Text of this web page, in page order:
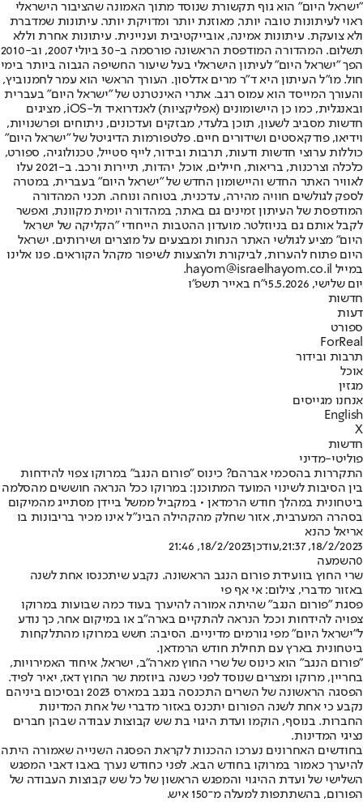
"ישראל היום" הוא גוף תקשורת שנוסד מתוך האמונה שהציבור הישראלי
ראוי לעיתונות טובה יותר, מאוזנת יותר ומדויקת יותר. עיתונות שמדברת
ולא צועקת. עיתונות אמינה, אובייקטיבית ועניינית. עיתונות אחרת וללא
תשלום. המהדורה המודפסת הראשונה פורסמה ב-30 ביולי 2007, וב-2010
הפך "ישראל היום" לעיתון הישראלי בעל שיעור החשיפה הגבוה ביותר בימי
חול. מו"ל העיתון היא ד"ר מרים אדלסון. העורך הראשי הוא עמר לחמנוביץ,
והעורך המייסד הוא עמוס רגב. אתרי האינטרנט של "ישראל היום" בעברית
ובאנגלית, כמו כן היישומונים (אפליקציות) לאנדרואיד ול-iOS, מציגים
חדשות מסביב לשעון, תוכן בלעדי, מבזקים ועדכונים, ניתוחים ופרשנויות,
וידיאו, פודקאסטים ושידורים חיים. פלטפורמות הדיגיטל של "ישראל היום"
כוללות ערוצי חדשות ודעות, תרבות ובידור, לייף סטייל, טכנולוגיה, ספורט,
כלכלה וצרכנות, בריאות, חיילים, אוכל, יהדות, תיירות ורכב. ב-2021 עלו
לאוויר האתר החדש והיישומון החדש של "ישראל היום" בעברית, במטרה
לספק לגולשים חוויה מהירה, עדכנית, בטוחה ונוחה. תכני המהדורה
המודפסת של העיתון זמינים גם באתר, במהדורה יומית מקוונת, ואפשר
לקבל אותם גם בניוזלטר. מועדון ההטבות הייחודי "הקליקה של ישראל
היום" מציע לגולשי האתר הנחות ומבצעים על מוצרים ושירותים. ישראל
היום פתוח להערות, לביקורת ולהצעות לשיפור מקהל הקוראים. פנו אלינו
במייל hayom@israelhayom.co.il.
יום שלישי, 5.5.2026
י"ח באייר תשפ"ו
חדשות
דעות
ספורט
ForReal
תרבות ובידור
אוכל
מגזין
אנחנו מגייסים
English
X
חדשות
פוליטי-מדיני
התקררות בהסכמי אברהם? כינוס "פורום הנגב" במרוקו צפוי להידחות
בין הסיבות לשינוי המועד המתוכנן: במרוקו ככל הנראה חוששים מהסלמה
ביטחונית במהלך חודש הרמדאן • במקביל ממשל ביידן מסתייג מהמיקום
בסהרה המערבית, אזור שחלק מהקהילה הבינ"ל אינו מכיר בריבונות בו
אריאל כהנא
18/2/2023, 21:37
,עודכן18/2/2023, 21:46
0השמעה
שרי החוץ בוועידת פורום הנגב הראשונה. נקבע שיתכנסו אחת לשנה
באזור מדברי, צילום: אי אף פי
פסגת "פורום הנגב" שהיתה אמורה להיערך בעוד כמה שבועות במרוקו
צפויה להידחות וככל הנראה להתקיים בארה"ב או במיקום אחר, כך נודע
ל"ישראל היום" מפי גורמים מדיניים. הסיבה: חשש במרוקו מהתלקחות
ביטחונית בארץ עם תחילת חודש הרמדאן.
"פורום הנגב" הוא כינוס של שרי החוץ מארה"ב, ישראל, איחוד האמירויות,
בחריין, מרוקו ומצרים שנוסד לפני כשנה ביוזמת שר החוץ דאז, יאיר לפיד.
הפסגה הראשונה של השרים התכנסה בנגב במארס 2023 ובסיכום ביניהם
נקבע כי אחת לשנה הפורום יתכנס באזור מדברי של אחת המדינות
החברות. בנוסף, הוקמו ועדת היגוי בת שש קבוצות עבודה שבהן חברים
נציגי המדינות.
בחודשים האחרונים נערכו ההכנות לקראת הפסגה השנייה שאמורה היתה
להיערך כאמור במרוקו בחודש הבא. לפני כחודש נערך באבו דאבי המפגש
השלישי של ועדת ההיגוי והמפגש הראשון של כל שש קבוצות העבודה של
הפורום, בהשתתפות למעלה מ־150 איש.